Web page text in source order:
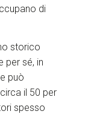
di
storico
per sé, in
può
il 50 per
spesso